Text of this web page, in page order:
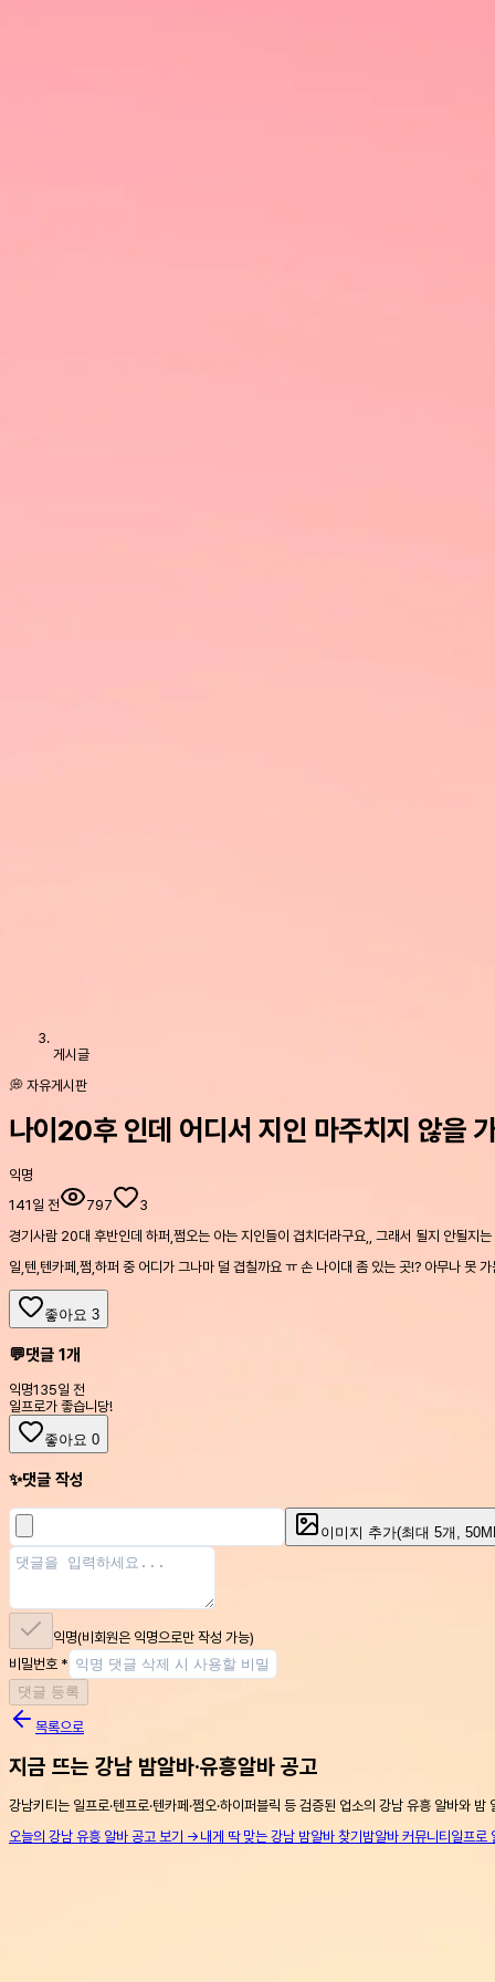
게시글
💭 자유게시판
나이20후 인데 어디서 지인 마주치지 않을
익명
141일 전
797
3
경기사람 20대 후반인데 하퍼,쩜오는 아는 지인들이 겹치더라구요,, 그래서 될지 안될지
일,텐,텐카페,쩜,하퍼 중 어디가 그나마 덜 겹칠까요 ㅠ 손 나이대 좀 있는 곳!? 아무나 못 가
좋아요 3
💬댓글 1개
익명135일 전
일프로가 좋습니당!
좋아요 0
✨댓글 작성
이미지 추가(최대 5개,
익명(비회원은 익명으로만 작성 가능)
비밀번호 *
댓글 등록
목록으로
지금 뜨는 강남 밤알바·유흥알바 공고
강남키티는 일프로·텐프로·텐카페·쩜오·하이퍼블릭 등 검증된 업소의 강남 유흥 알바와
오늘의 강남 유흥 알바 공고 보기 → 내게 딱 맞는 강남 밤알바 찾기 밤알바 커뮤니티 일프로